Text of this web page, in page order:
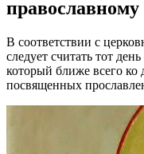
В соответствии с
следует считать тот
который ближе всего
посвященных